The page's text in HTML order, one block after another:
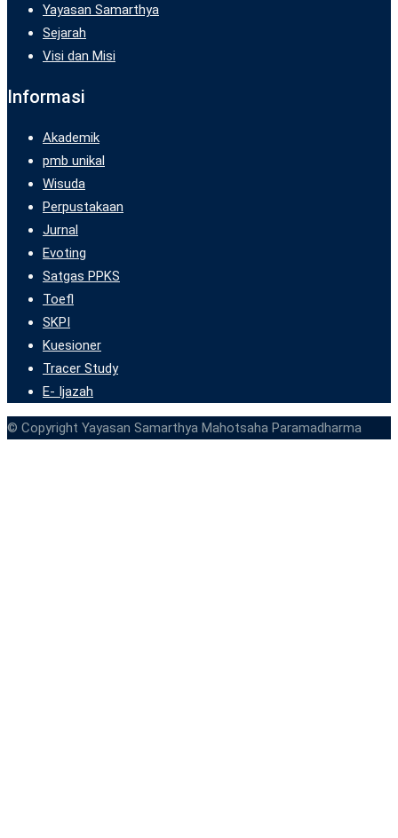
Yayasan Samarthya
Sejarah
Visi dan Misi
Informasi
Akademik
pmb unikal
Wisuda
Perpustakaan
Jurnal
Evoting
Satgas PPKS
Toefl
SKPI
Kuesioner
Tracer Study
E- Ijazah
© Copyright Yayasan Samarthya Mahotsaha Paramadharma